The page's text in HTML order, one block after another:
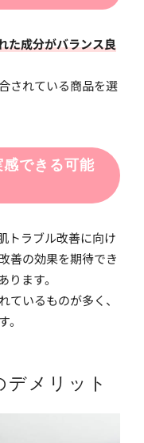
た成分がバランス良
されている商品を選
できる可能
トラブル改善に向け
善の効果を期待でき
ます。
ているものが多く、
。
デメリット